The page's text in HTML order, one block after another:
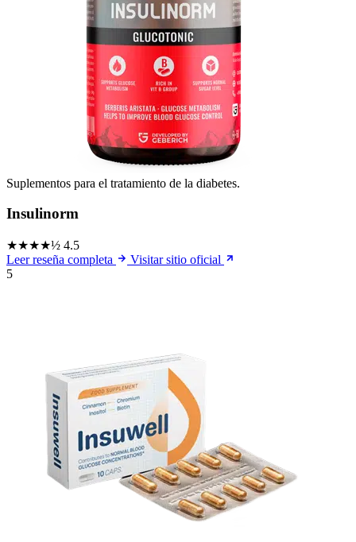
Suplementos para el tratamiento de la diabetes.
Insulinorm
★★★★½ 4.5
Leer reseña completa
Visitar sitio oficial
5